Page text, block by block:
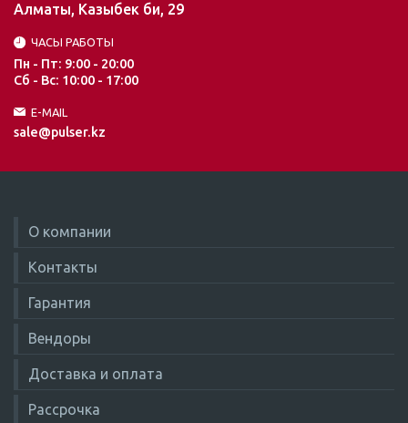
Алматы, Казыбек би, 29
ЧАСЫ РАБОТЫ
Пн - Пт: 9:00 - 20:00
Сб - Вс: 10:00 - 17:00
E-MAIL
sale@pulser.kz
О компании
Контакты
Гарантия
Вендоры
Доставка и оплата
Рассрочка